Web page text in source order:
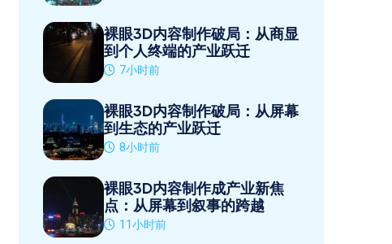
裸眼3D内容制作破局：从商显
到个人终端的产业跃迁
7小时前
裸眼3D内容制作破局：从屏幕
到生态的产业跃迁
8小时前
裸眼3D内容制作成产业新焦
点：从屏幕到叙事的跨越
11小时前